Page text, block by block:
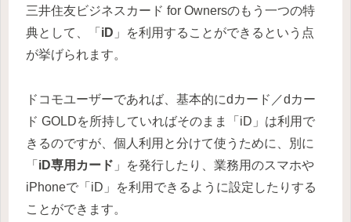
三井住友ビジネスカード for Ownersのもう一つの特
典として、「 iD 」を利用することができるという点
が挙げられます。
ドコモユーザーであれば、基本的にdカード／dカー
ド GOLDを所持していればそのまま「iD」は利用で
きるのですが、個人利用と分けて使うために、別に
「 iD専用カード 」を発行したり、業務用のスマホや
iPhoneで「iD」を利用できるように設定したりする
ことができます。